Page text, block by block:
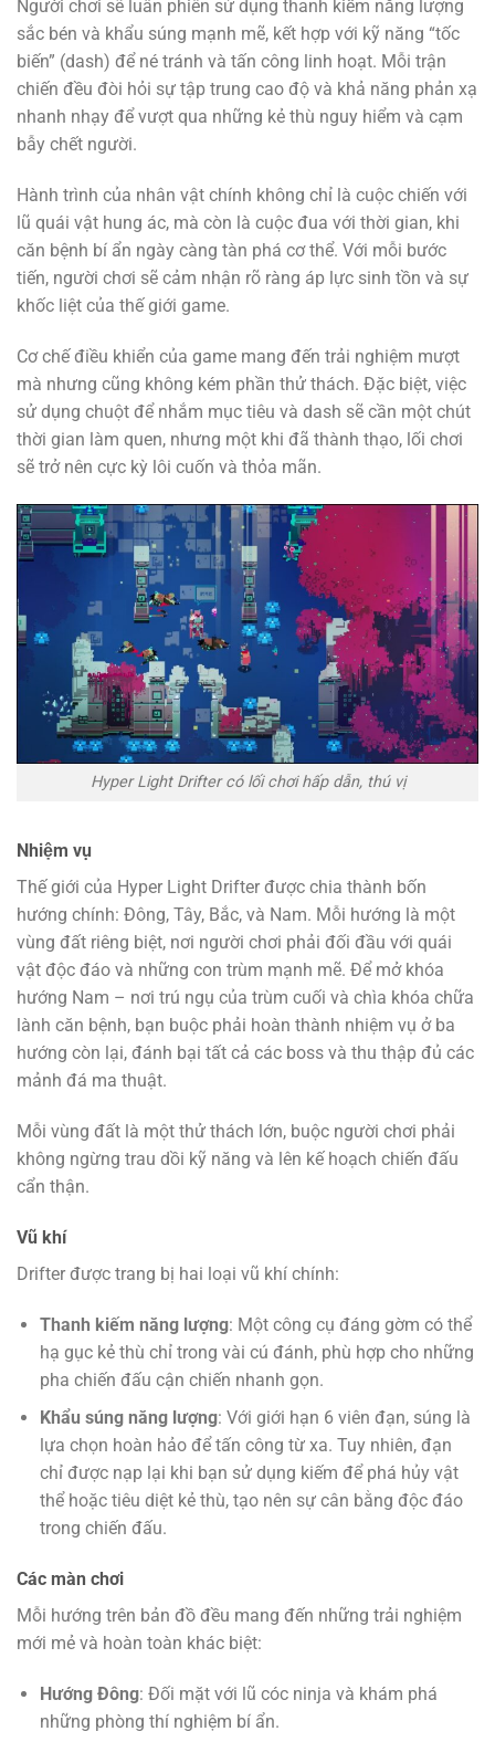
Người chơi sẽ luân phiên sử dụng thanh kiếm năng lượng
sắc bén và khẩu súng mạnh mẽ, kết hợp với kỹ năng “tốc
biến” (dash) để né tránh và tấn công linh hoạt. Mỗi trận
chiến đều đòi hỏi sự tập trung cao độ và khả năng phản xạ
nhanh nhạy để vượt qua những kẻ thù nguy hiểm và cạm
bẫy chết người.
Hành trình của nhân vật chính không chỉ là cuộc chiến với
lũ quái vật hung ác, mà còn là cuộc đua với thời gian, khi
căn bệnh bí ẩn ngày càng tàn phá cơ thể. Với mỗi bước
tiến, người chơi sẽ cảm nhận rõ ràng áp lực sinh tồn và sự
khốc liệt của thế giới game.
Cơ chế điều khiển của game mang đến trải nghiệm mượt
mà nhưng cũng không kém phần thử thách. Đặc biệt, việc
sử dụng chuột để nhắm mục tiêu và dash sẽ cần một chút
thời gian làm quen, nhưng một khi đã thành thạo, lối chơi
sẽ trở nên cực kỳ lôi cuốn và thỏa mãn.
Hyper Light Drifter có lối chơi hấp dẫn, thú vị
Nhiệm vụ
Thế giới của Hyper Light Drifter được chia thành bốn
hướng chính: Đông, Tây, Bắc, và Nam. Mỗi hướng là một
vùng đất riêng biệt, nơi người chơi phải đối đầu với quái
vật độc đáo và những con trùm mạnh mẽ. Để mở khóa
hướng Nam – nơi trú ngụ của trùm cuối và chìa khóa chữa
lành căn bệnh, bạn buộc phải hoàn thành nhiệm vụ ở ba
hướng còn lại, đánh bại tất cả các boss và thu thập đủ các
mảnh đá ma thuật.
Mỗi vùng đất là một thử thách lớn, buộc người chơi phải
không ngừng trau dồi kỹ năng và lên kế hoạch chiến đấu
cẩn thận.
Vũ khí
Drifter được trang bị hai loại vũ khí chính:
Thanh kiếm năng lượng: Một công cụ đáng gờm có thể
hạ gục kẻ thù chỉ trong vài cú đánh, phù hợp cho những
pha chiến đấu cận chiến nhanh gọn.
Khẩu súng năng lượng: Với giới hạn 6 viên đạn, súng là
lựa chọn hoàn hảo để tấn công từ xa. Tuy nhiên, đạn
chỉ được nạp lại khi bạn sử dụng kiếm để phá hủy vật
thể hoặc tiêu diệt kẻ thù, tạo nên sự cân bằng độc đáo
trong chiến đấu.
Các màn chơi
Mỗi hướng trên bản đồ đều mang đến những trải nghiệm
mới mẻ và hoàn toàn khác biệt:
Hướng Đông: Đối mặt với lũ cóc ninja và khám phá
những phòng thí nghiệm bí ẩn.